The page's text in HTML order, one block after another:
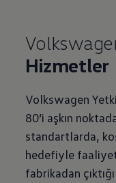
Hizmetler
Volkswagen
80’i aşkın
standartlarda,
hedefiyle
fabrikadan